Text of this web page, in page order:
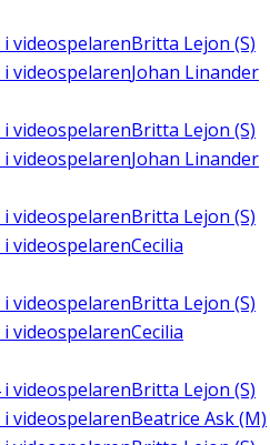
i videospelarenBritta Lejon (S)
i videospelarenJohan Linander
i videospelarenBritta Lejon (S)
i videospelarenJohan Linander
i videospelarenBritta Lejon (S)
i videospelarenCecilia
i videospelarenBritta Lejon (S)
i videospelarenCecilia
i videospelarenBritta Lejon (S)
i videospelarenBeatrice Ask (M)